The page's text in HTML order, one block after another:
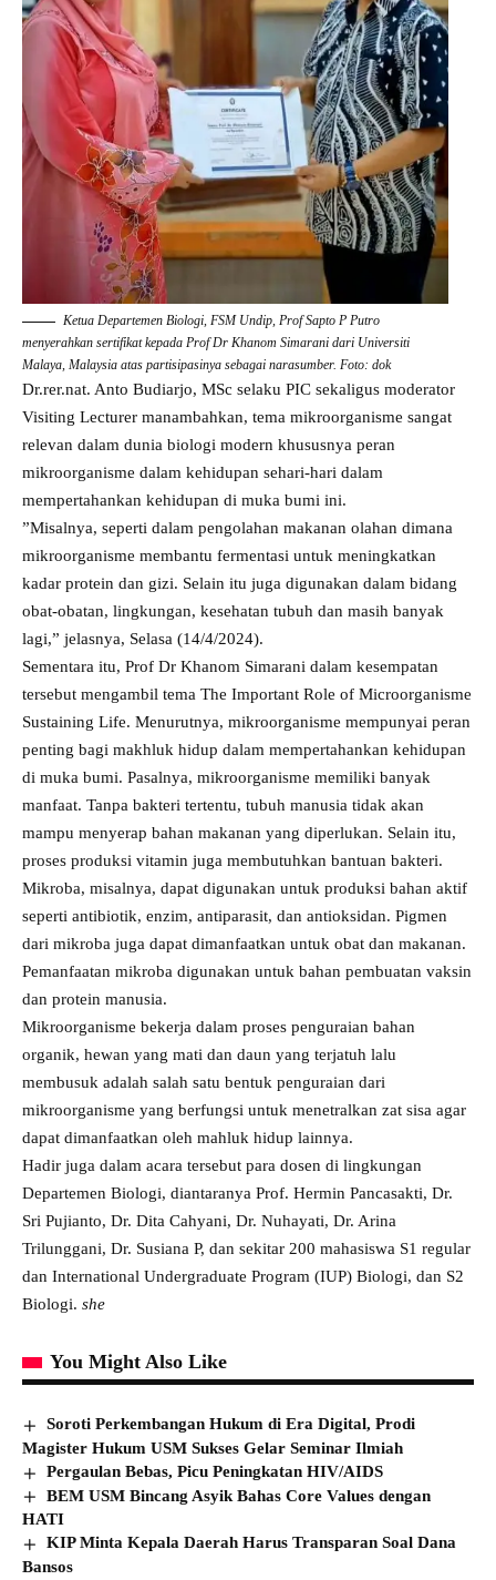
Ketua Departemen Biologi, FSM Undip, Prof Sapto P Putro
menyerahkan sertifikat kepada Prof Dr Khanom Simarani dari Universiti
Malaya, Malaysia atas partisipasinya sebagai narasumber. Foto: dok
Dr.rer.nat. Anto Budiarjo, MSc selaku PIC sekaligus moderator
Visiting Lecturer manambahkan, tema mikroorganisme sangat
relevan dalam dunia biologi modern khususnya peran
mikroorganisme dalam kehidupan sehari-hari dalam
mempertahankan kehidupan di muka bumi ini.
”Misalnya, seperti dalam pengolahan makanan olahan dimana
mikroorganisme membantu fermentasi untuk meningkatkan
kadar protein dan gizi. Selain itu juga digunakan dalam bidang
obat-obatan, lingkungan, kesehatan tubuh dan masih banyak
lagi,” jelasnya, Selasa (14/4/2024).
Sementara itu, Prof Dr Khanom Simarani dalam kesempatan
tersebut mengambil tema The Important Role of Microorganisme
Sustaining Life. Menurutnya, mikroorganisme mempunyai peran
penting bagi makhluk hidup dalam mempertahankan kehidupan
di muka bumi. Pasalnya, mikroorganisme memiliki banyak
manfaat. Tanpa bakteri tertentu, tubuh manusia tidak akan
mampu menyerap bahan makanan yang diperlukan. Selain itu,
proses produksi vitamin juga membutuhkan bantuan bakteri.
Mikroba, misalnya, dapat digunakan untuk produksi bahan aktif
seperti antibiotik, enzim, antiparasit, dan antioksidan. Pigmen
dari mikroba juga dapat dimanfaatkan untuk obat dan makanan.
Pemanfaatan mikroba digunakan untuk bahan pembuatan vaksin
dan protein manusia.
Mikroorganisme bekerja dalam proses penguraian bahan
organik, hewan yang mati dan daun yang terjatuh lalu
membusuk adalah salah satu bentuk penguraian dari
mikroorganisme yang berfungsi untuk menetralkan zat sisa agar
dapat dimanfaatkan oleh mahluk hidup lainnya.
Hadir juga dalam acara tersebut para dosen di lingkungan
Departemen Biologi, diantaranya Prof. Hermin Pancasakti, Dr.
Sri Pujianto, Dr. Dita Cahyani, Dr. Nuhayati, Dr. Arina
Trilunggani, Dr. Susiana P, dan sekitar 200 mahasiswa S1 regular
dan International Undergraduate Program (IUP) Biologi, dan S2
Biologi. she
You Might Also Like
Soroti Perkembangan Hukum di Era Digital, Prodi
Magister Hukum USM Sukses Gelar Seminar Ilmiah
Pergaulan Bebas, Picu Peningkatan HIV/AIDS
BEM USM Bincang Asyik Bahas Core Values dengan
HATI
KIP Minta Kepala Daerah Harus Transparan Soal Dana
Bansos